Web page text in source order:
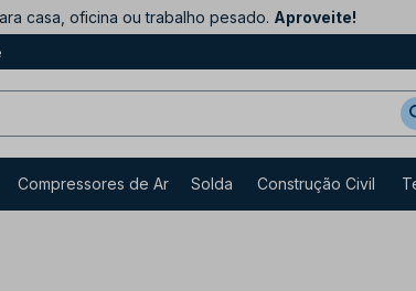
casa, oficina ou trabalho pesado. Aproveite!
Compressores de Ar Solda Construção Civil